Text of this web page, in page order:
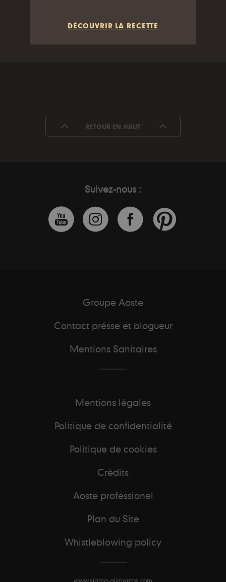
DÉCOUVRIR LA RECETTE
RETOUR EN HAUT
Suivez-nous :
Groupe Aoste
Contact présse et blogueur
Mentions Sanitaires
Mentions légales
Politique de confidentialité
Politique de cookies
Crédits
Aoste professionel
Plan du Site
Whistleblowing policy